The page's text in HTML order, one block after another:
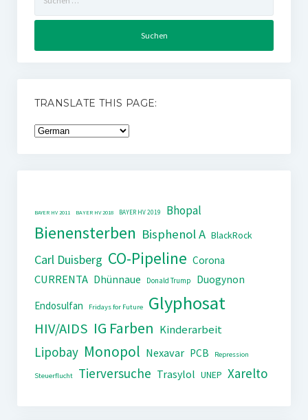
nach:
TRANSLATE THIS PAGE:
BAYER HV 2011 BAYER HV 2018 BAYER HV 2019 Bhopal
Bienensterben Bisphenol A BlackRock
Carl Duisberg CO-Pipeline Corona
CURRENTA Dhünnaue Donald Trump
Duogynon
Endosulfan
Fridays for Future Glyphosat
HIV/AIDS IG Farben Kinderarbeit
Lipobay Monopol Nexavar PCB Repression
Steuerflucht Tierversuche Trasylol UNEP Xarelto